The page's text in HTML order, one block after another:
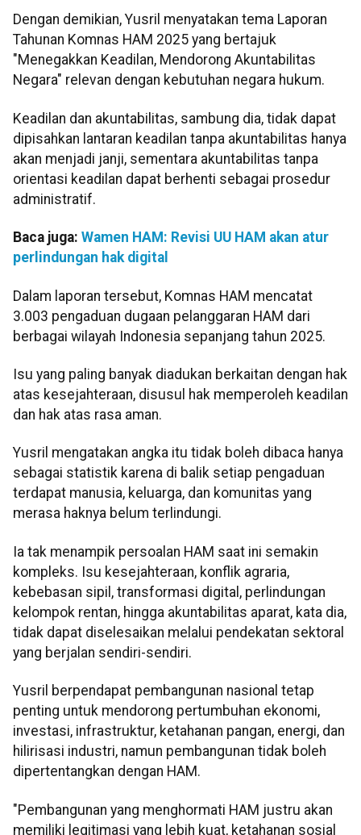
Dengan demikian, Yusril menyatakan tema Laporan
Tahunan Komnas HAM 2025 yang bertajuk
"Menegakkan Keadilan, Mendorong Akuntabilitas
Negara" relevan dengan kebutuhan negara hukum.
Keadilan dan akuntabilitas, sambung dia, tidak dapat
dipisahkan lantaran keadilan tanpa akuntabilitas hanya
akan menjadi janji, sementara akuntabilitas tanpa
orientasi keadilan dapat berhenti sebagai prosedur
administratif.
Baca juga: Wamen HAM: Revisi UU HAM akan atur
perlindungan hak digital
Dalam laporan tersebut, Komnas HAM mencatat
3.003 pengaduan dugaan pelanggaran HAM dari
berbagai wilayah Indonesia sepanjang tahun 2025.
Isu yang paling banyak diadukan berkaitan dengan hak
atas kesejahteraan, disusul hak memperoleh keadilan
dan hak atas rasa aman.
Yusril mengatakan angka itu tidak boleh dibaca hanya
sebagai statistik karena di balik setiap pengaduan
terdapat manusia, keluarga, dan komunitas yang
merasa haknya belum terlindungi.
Ia tak menampik persoalan HAM saat ini semakin
kompleks. Isu kesejahteraan, konflik agraria,
kebebasan sipil, transformasi digital, perlindungan
kelompok rentan, hingga akuntabilitas aparat, kata dia,
tidak dapat diselesaikan melalui pendekatan sektoral
yang berjalan sendiri-sendiri.
Yusril berpendapat pembangunan nasional tetap
penting untuk mendorong pertumbuhan ekonomi,
investasi, infrastruktur, ketahanan pangan, energi, dan
hilirisasi industri, namun pembangunan tidak boleh
dipertentangkan dengan HAM.
"Pembangunan yang menghormati HAM justru akan
memiliki legitimasi yang lebih kuat, ketahanan sosial